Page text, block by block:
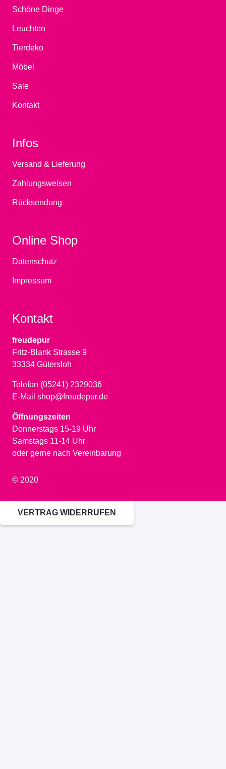
Schöne Dinge
Leuchten
Tierdeko
Möbel
Sale
Kontakt
Infos
Versand & Lieferung
Zahlungsweisen
Rücksendung
Online Shop
Datenschutz
Impressum
Kontakt
freudepur
Fritz-Blank Strasse 9
33334 Gütersloh
Telefon (05241) 2329036
E-Mail shop@freudepur.de
Öffnungszeiten
Donnerstags 15-19 Uhr
Samstags 11-14 Uhr
oder gerne nach Vereinbarung
© 2020
VERTRAG WIDERRUFEN